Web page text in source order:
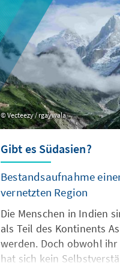
die politische Agenda
Geräuschkulisse zu
abzuwarten, was davon
Monaten welche
Vecteezy / rgaywala
Gibt es Südasien?
Bestandsaufnahme
vernetzten Region
Die Menschen in Indien
als Teil des Kontinents
werden. Doch obwohl
hat sich kein